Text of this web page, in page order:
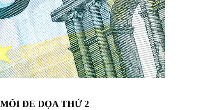
MỐI ĐE DỌA THỨ 2